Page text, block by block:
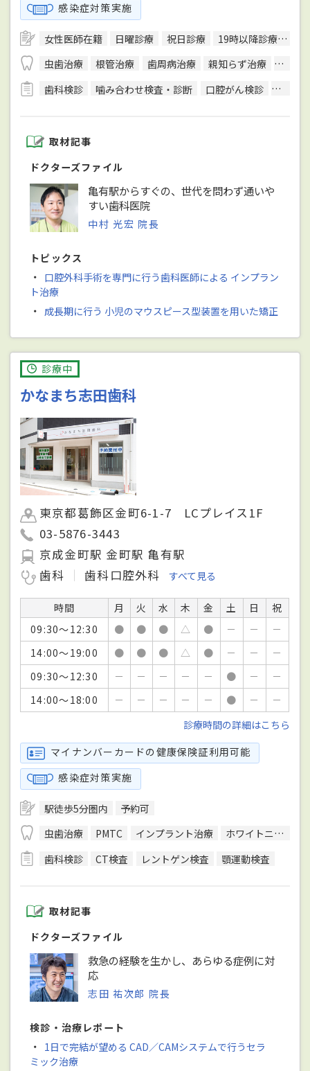
感染症対策実施
女性医師在籍 日曜診療 祝日診療 19時以降診療可
虫歯治療
根管治療 歯周病治療 親知らず治療
顎関
歯科検診
噛み合わせ検査・診断 口腔がん検診 レント
取材記事
ドクターズファイル
亀有駅からすぐの、世代を問わず通いや
すい歯科医院
中村 光宏 院長
トピックス
・ 口腔外科手術を専門に行う歯科医師による インプラン
ト治療
・ 成長期に行う 小児のマウスピース型装置を用いた矯正
診療中
かなまち志田歯科
東京都葛飾区金町6-1-7 LCプレイス1F
03-5876-3443
京成金町駅 金町駅 亀有駅
歯科
歯科口腔外科 すべて見る
時間 月 火 水 木 金 土 日
祝
09:30～12:30
● ● ● △ ● － －
－
14:00～19:00
● ● ● △ ● － －
－
09:30～12:30
－ － － － － ● －
－
14:00～18:00
－ － － － － ● －
－
診療時間の詳細はこちら
マイナンバーカードの健康保険証利用可能
感染症対策実施
駅徒歩5分圏内
予約可
虫歯治療
PMTC インプラント治療 ホワイトニング
歯科検診
CT検査 レントゲン検査 顎運動検査
取材記事
ドクターズファイル
救急の経験を生かし、あらゆる症例に対
応
志田 祐次郎 院長
検診・治療レポート
・ 1日で完結が望める CAD／CAMシステムで行うセラ
ミック治療